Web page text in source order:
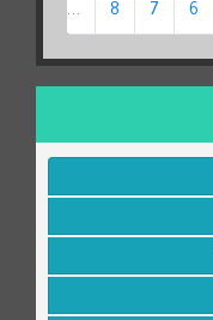
6
7
8
...